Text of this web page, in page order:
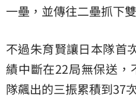
一壘，並傳往二壘抓下
不過朱育賢讓日本隊首
績中斷在22局無保送，
隊飆出的三振累積到37